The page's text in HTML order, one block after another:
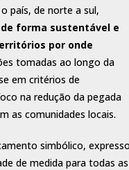
país, de norte a sul,
forma sustentável e
por onde
tomadas ao longo da
em critérios de
na redução da pegada
as comunidades locais.
simbólico,
de medida para todas